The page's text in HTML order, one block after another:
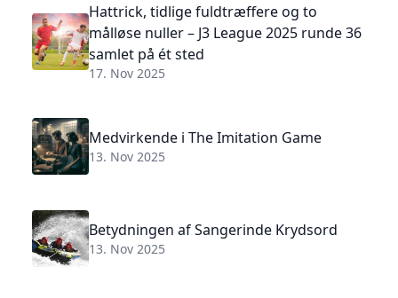
Hattrick, tidlige fuldtræffere og to
målløse nuller – J3 League 2025 runde 36
samlet på ét sted
17. Nov 2025
Medvirkende i The Imitation Game
13. Nov 2025
Betydningen af Sangerinde Krydsord
13. Nov 2025